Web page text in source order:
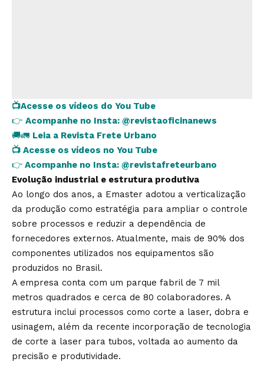
📺Acesse os vídeos do You Tube
👉 Acompanhe no Insta: @revistaoficinanews
🚚🚛 Leia a Revista Frete Urbano
📺 Acesse os vídeos no You Tube
👉 Acompanhe no Insta: @revistafreteurbano
Evolução industrial e estrutura produtiva
Ao longo dos anos, a Emaster adotou a verticalização
da produção como estratégia para ampliar o controle
sobre processos e reduzir a dependência de
fornecedores externos. Atualmente, mais de 90% dos
componentes utilizados nos equipamentos são
produzidos no Brasil.
A empresa conta com um parque fabril de 7 mil
metros quadrados e cerca de 80 colaboradores. A
estrutura inclui processos como corte a laser, dobra e
usinagem, além da recente incorporação de tecnologia
de corte a laser para tubos, voltada ao aumento da
precisão e produtividade.